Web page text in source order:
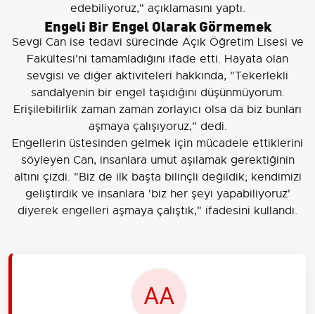
edebiliyoruz," açıklamasını yaptı.
Engeli Bir Engel Olarak Görmemek
Sevgi Can ise tedavi sürecinde Açık Öğretim Lisesi ve
Fakültesi'ni tamamladığını ifade etti. Hayata olan
sevgisi ve diğer aktiviteleri hakkında, "Tekerlekli
sandalyenin bir engel taşıdığını düşünmüyorum.
Erişilebilirlik zaman zaman zorlayıcı olsa da biz bunları
aşmaya çalışıyoruz," dedi.
Engellerin üstesinden gelmek için mücadele ettiklerini
söyleyen Can, insanlara umut aşılamak gerektiğinin
altını çizdi. "Biz de ilk başta bilinçli değildik; kendimizi
geliştirdik ve insanlara 'biz her şeyi yapabiliyoruz'
diyerek engelleri aşmaya çalıştık," ifadesini kullandı.